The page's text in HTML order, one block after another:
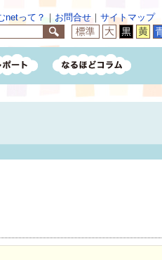
netって？ ｜ お問合せ ｜ サイトマップ